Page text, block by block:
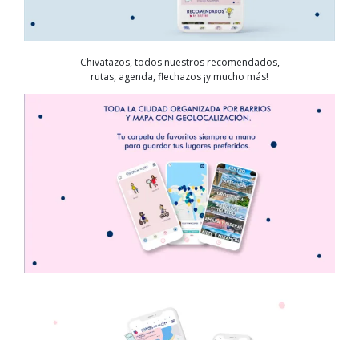
Chivatazos, todos nuestros recomendados,
rutas, agenda, flechazos ¡y mucho más!